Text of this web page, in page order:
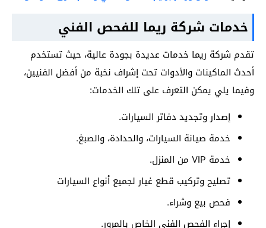
خدمات شركة ريما للفحص الفني
تقدم شركة ريما خدمات عديدة بجودة عالية، حيث تستخدم
أحدث الماكينات والأدوات تحت إشراف نخبة من أفضل الفنيين،
وفيما يلي يمكن التعرف على تلك الخدمات:
إصدار وتجديد دفاتر السيارات.
خدمة صيانة السيارات، والحدادة، والصبغ.
خدمة VIP من المنزل.
تصليح وتركيب قطع غيار لجميع أنواع السيارات
فحص بيع وشراء.
إجراء الفحص الفني الخاص بالمرور.